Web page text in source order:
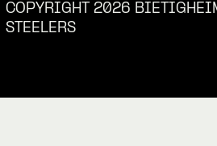
COPYRIGHT 2026
STEELERS